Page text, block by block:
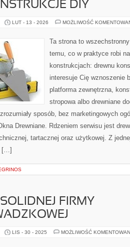
DIY
LUT - 13 - 2026 MOŻLIWOŚĆ
Ta strona to
temu, co w praktyce robi
konstrukcjach: drewnu
interesuje Cię wznoszenie
platforma zewnętrzna,
stropowa albo drewniane
sposób, bez marketingowych
Drewniane. Rdzeniem serwisu jest
tartacznej oraz użytkowej. Z
[…]
FIRMY
LIS - 30 - 2025 MOŻLIWOŚĆ